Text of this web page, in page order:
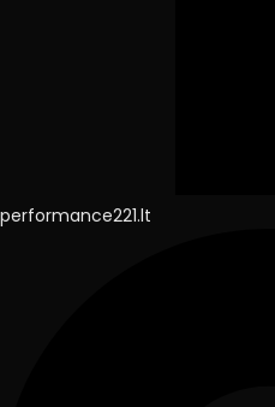
performance221.lt